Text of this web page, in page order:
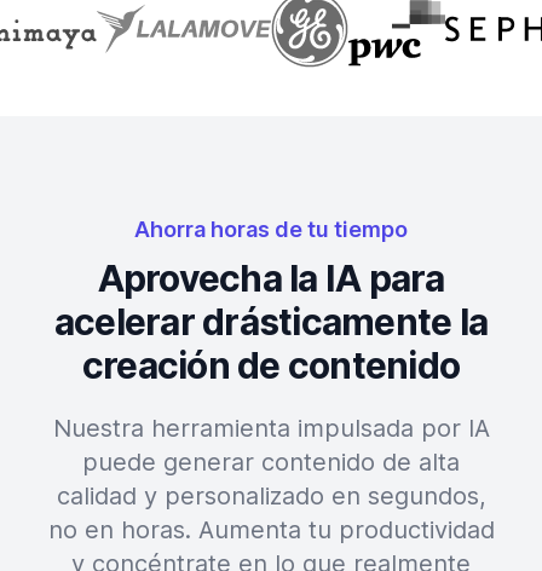
Ahorra horas de tu tiempo
Aprovecha la IA para
acelerar drásticamente la
creación de contenido
Nuestra herramienta impulsada por IA
puede generar contenido de alta
calidad y personalizado en segundos,
no en horas. Aumenta tu productividad
y concéntrate en lo que realmente